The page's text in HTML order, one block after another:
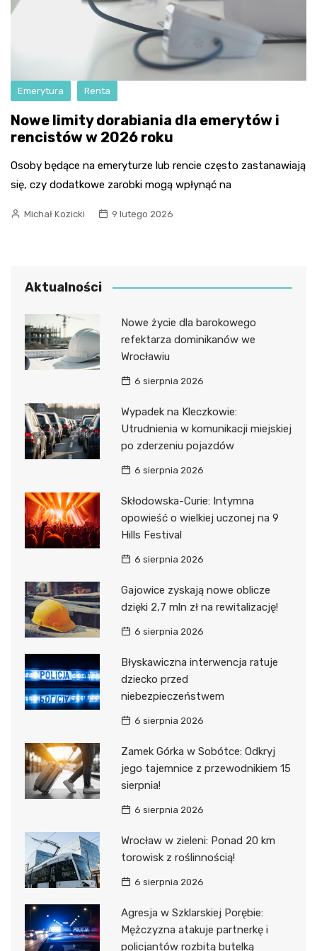
Emerytura Renta
Nowe limity dorabiania dla emerytów i
rencistów w 2026 roku
Osoby będące na emeryturze lub rencie często zastanawiają
się, czy dodatkowe zarobki mogą wpłynąć na
Michał Kozicki 9 lutego 2026
Aktualności
Nowe życie dla barokowego
refektarza dominikanów we
Wrocławiu
6 sierpnia 2026
Wypadek na Kleczkowie:
Utrudnienia w komunikacji miejskiej
po zderzeniu pojazdów
6 sierpnia 2026
Skłodowska-Curie: Intymna
opowieść o wielkiej uczonej na 9
Hills Festival
6 sierpnia 2026
Gajowice zyskają nowe oblicze
dzięki 2,7 mln zł na rewitalizację!
6 sierpnia 2026
Błyskawiczna interwencja ratuje
dziecko przed
niebezpieczeństwem
6 sierpnia 2026
Zamek Górka w Sobótce: Odkryj
jego tajemnice z przewodnikiem 15
sierpnia!
6 sierpnia 2026
Wrocław w zieleni: Ponad 20 km
torowisk z roślinnością!
6 sierpnia 2026
Agresja w Szklarskiej Porębie:
Mężczyzna atakuje partnerkę i
policjantów rozbitą butelką